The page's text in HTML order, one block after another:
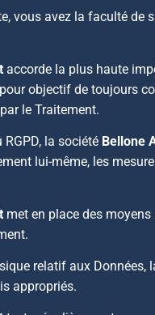
vous avez la faculté de
accorde la plus haute
objectif de toujours
le Traitement.
la société Bellone
lui-même, les
met en place des
relatif aux Données,
appropriés.